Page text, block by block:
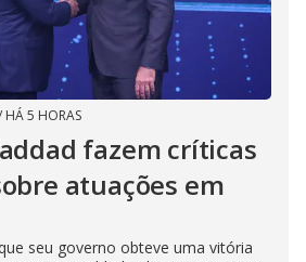
HÁ 5 HORAS
fazem críticas
atuações em
seu governo obteve uma vitória